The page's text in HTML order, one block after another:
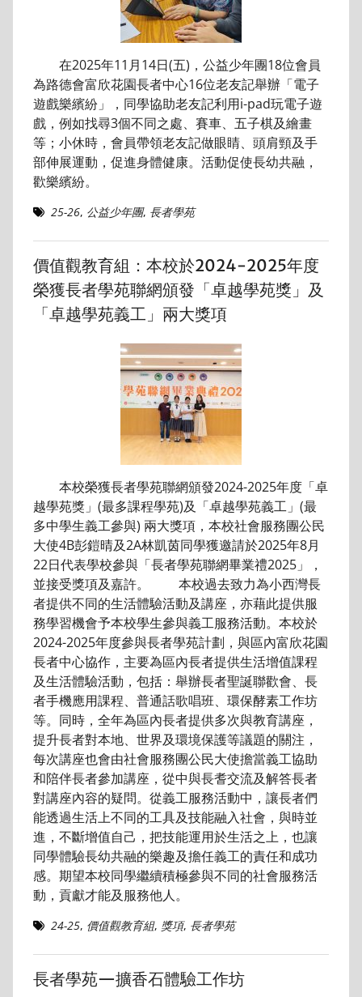
在2025年11月14日(五)，公益少年團18位會員
為路德會富欣花園長者中心16位老友記舉辦「電子
遊戲樂繽紛」，同學協助老友記利用i-pad玩電子遊
戲，例如找尋3個不同之處、賽車、五子棋及繪畫
等；小休時，會員帶領老友記做眼睛、頭肩頸及手
部伸展運動，促進身體健康。活動促使長幼共融，
歡樂繽紛。
25-26, 公益少年團, 長者學苑
價值觀教育組：本校於2024-2025年度
榮獲長者學苑聯網頒發「卓越學苑獎」及
「卓越學苑義工」兩大獎項
本校榮獲長者學苑聯網頒發2024-2025年度「卓
越學苑獎」(最多課程學苑)及「卓越學苑義工」(最
多中學生義工參與) 兩大獎項，本校社會服務團公民
大使4B彭鎧晴及2A林凱茵同學獲邀請於2025年8月
22日代表學校參與「長者學苑聯網畢業禮2025」，
並接受獎項及嘉許。 本校過去致力為小西灣長
者提供不同的生活體驗活動及講座，亦藉此提供服
務學習機會予本校學生參與義工服務活動。本校於
2024-2025年度參與長者學苑計劃，與區內富欣花園
長者中心協作，主要為區內長者提供生活增值課程
及生活體驗活動，包括：舉辦長者聖誕聯歡會、長
者手機應用課程、普通話歌唱班、環保酵素工作坊
等。同時，全年為區內長者提供多次與教育講座，
提升長者對本地、世界及環境保護等議題的關注，
每次講座也會由社會服務團公民大使擔當義工協助
和陪伴長者參加講座，從中與長耆交流及解答長者
對講座內容的疑問。從義工服務活動中，讓長者們
能透過生活上不同的工具及技能融入社會，與時並
進，不斷增值自己，把技能運用於生活之上，也讓
同學體驗長幼共融的樂趣及擔任義工的責任和成功
感。期望本校同學繼續積極參與不同的社會服務活
動，貢獻才能及服務他人。
24-25, 價值觀教育組, 獎項, 長者學苑
長者學苑—擴香石體驗工作坊